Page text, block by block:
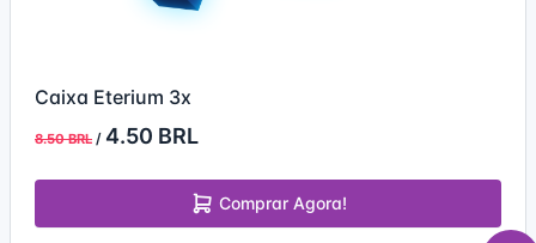
Caixa Eterium 3x
8.50 BRL / 4.50 BRL
Comprar Agora!